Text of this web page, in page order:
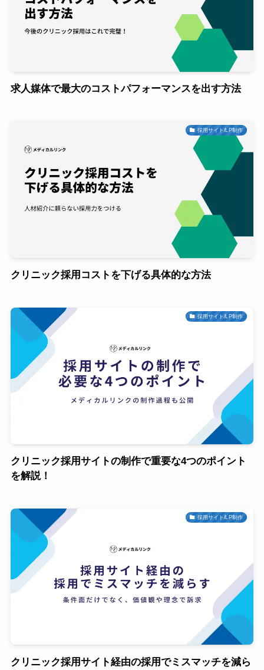
求人媒体で最大のコストパフォーマンスを出す方法
採用サイト/LP制作
クリニック採用コストを下げる具体的な方法
採用サイト/LP制作
クリニック採用サイトの制作で重要な4つのポイント
を解説！
採用サイト/LP制作
クリニック採用サイト経由の採用でミスマッチを減ら